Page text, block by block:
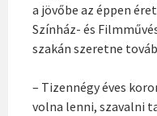
a jövőbe az éppen
Színház- és
szakán szeretne
– Tizennégy éves
volna lenni, szavalni